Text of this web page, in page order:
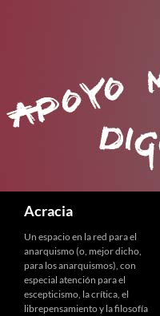
Acracia
Un espacio en la red para el
anarquismo (o, mejor dicho,
para los anarquismos), con
especial atención para el
escepticismo, la crítica, el
librepensamiento y la filosofía